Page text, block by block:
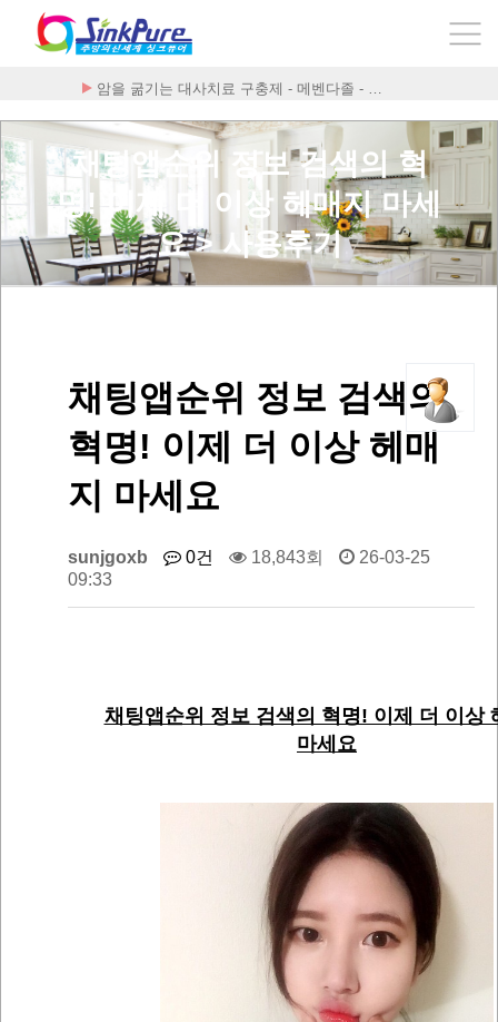
암을 굶기는 대사치료 구충제 - 메벤다졸 - …
채팅앱순위 정보 검색의 혁
명! 이제 더 이상 헤매지 마세
요 > 사용후기
채팅앱순위 정보 검색의
혁명! 이제 더 이상 헤매
지 마세요
sunjgoxb 0건 18,843회
26-03-25
09:33
채팅앱순위 정보 검색의 혁명! 이제 더 이상
마세요